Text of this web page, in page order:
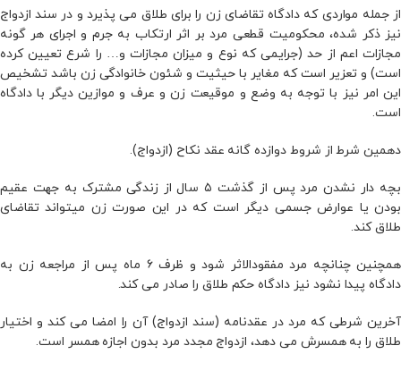
از جمله مواردی که دادگاه تقاضای زن را برای طلاق می‌ پذیرد و در سند ازدواج
نیز ذکر شده، محکومیت قطعی مرد بر اثر ارتکاب به جرم و اجرای هر گونه
مجازات اعم از حد (جرایمی که نوع و میزان مجازات و… را شرع تعیین کرده
است) و تعزیر است که مغایر با حیثیت و شئون خانوادگی زن باشد تشخیص
این امر نیز با توجه به وضع و موقیعت زن و عرف و موازین دیگر با دادگاه
است.
دهمین شرط از شروط دوازده گانه عقد نکاح (ازدواج).
بچه‌ دار نشدن مرد پس از گذشت ۵ سال از زندگی مشترک به جهت عقیم
بودن یا عوارض جسمی دیگر است که در این صورت زن میتواند تقاضای
طلاق کند.
همچنین چنانچه مرد مفقودالاثر شود و ظرف ۶ ماه پس از مراجعه زن به
دادگاه پیدا نشود نیز دادگاه حکم طلاق را صادر می‌ کند.
آخرین شرطی که مرد در عقدنامه (سند ازدواج) آن را امضا می‌ کند و اختیار
طلاق را به همسرش می‌ دهد، ازدواج مجدد مرد بدون اجازه همسر است.